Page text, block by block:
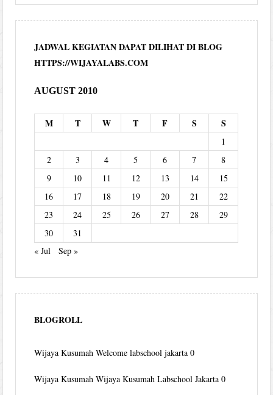
JADWAL KEGIATAN DAPAT DILIHAT DI BLOG
HTTPS://WIJAYALABS.COM
AUGUST 2010
M T W T F S S
1
2
3 4 5 6 7
8
9
10 11 12 13 14
15
16
17 18 19 20 21
22
23
24 25 26 27 28
29
30
31
« Jul
Sep »
BLOGROLL
Wijaya Kusumah Welcome labschool jakarta 0
Wijaya Kusumah Wijaya Kusumah Labschool Jakarta 0